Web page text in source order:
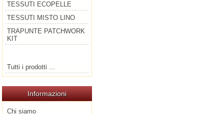
TESSUTI ECOPELLE
TESSUTI MISTO LINO
TRAPUNTE PATCHWORK
KIT
Tutti i prodotti ...
Informazioni
Chi siamo